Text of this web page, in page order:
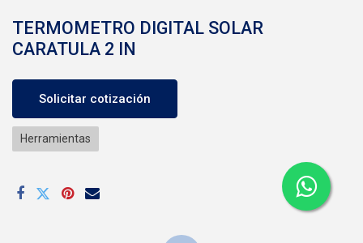
TERMOMETRO DIGITAL SOLAR
CARATULA 2 IN
Solicitar cotización
Herramientas